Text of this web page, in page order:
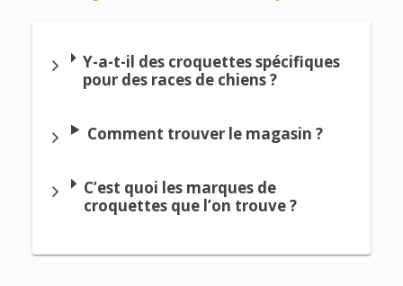
Y-a-t-il des croquettes spécifiques
pour des races de chiens ?
Comment trouver le magasin ?
C’est quoi les marques de
croquettes que l’on trouve ?